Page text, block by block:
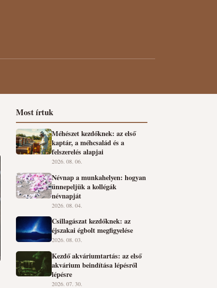
Most írtuk
Méhészet kezdőknek: az első
kaptár, a méhcsalád és a
felszerelés alapjai
2026. 08. 06.
Névnap a munkahelyen: hogyan
ünnepeljük a kollégák
névnapját
2026. 08. 04.
Csillagászat kezdőknek: az
éjszakai égbolt megfigyelése
2026. 08. 03.
Kezdő akváriumtartás: az első
akvárium beindítása lépésről
lépésre
2026. 07. 30.